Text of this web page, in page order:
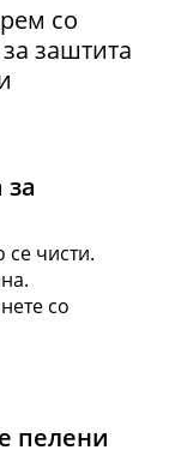
со
заштита
се чисти.
со
пелени